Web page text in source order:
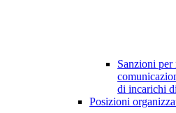
Sanzioni per
di incarichi
Posizioni